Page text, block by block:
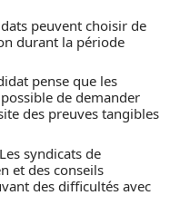
peuvent choisir de
durant la période
pense que les
de demander
des preuves tangibles
Les syndicats de
et des conseils
des difficultés avec